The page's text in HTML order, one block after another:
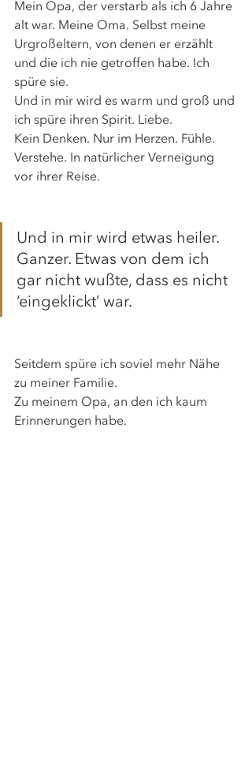
Mein Opa, der verstarb als ich 6 Jahre
alt war. Meine Oma. Selbst meine
Urgroßeltern, von denen er erzählt
und die ich nie getroffen habe. Ich
spüre sie.
Und in mir wird es warm und groß und
ich spüre ihren Spirit. Liebe.
Kein Denken. Nur im Herzen. Fühle.
Verstehe. In natürlicher Verneigung
vor ihrer Reise.
Und in mir wird etwas heiler.
Ganzer. Etwas von dem ich
gar nicht wußte, dass es nicht
‘eingeklickt’ war.
Seitdem spüre ich soviel mehr Nähe
zu meiner Familie.
Zu meinem Opa, an den ich kaum
Erinnerungen habe.